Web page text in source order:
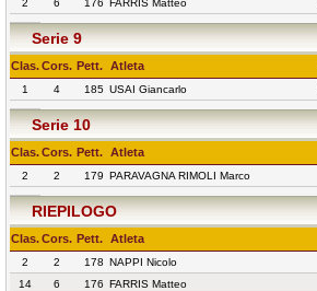
2 6 176 FARRIS Matteo
Serie 9
Clas.Cors. Pett. Atleta
1 4 185 USAI Giancarlo
Serie 10
Clas.Cors. Pett. Atleta
2 2 179 PARAVAGNA RIMOLI Marco
RIEPILOGO
Clas.Cors. Pett. Atleta
2 2 178 NAPPI Nicolo
14
6 176 FARRIS Matteo